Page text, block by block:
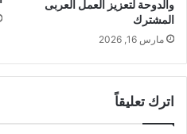
والدوحة لتعزيز العمل العربى
المشترك
مارس 16, 2026
اترك تعليقاً